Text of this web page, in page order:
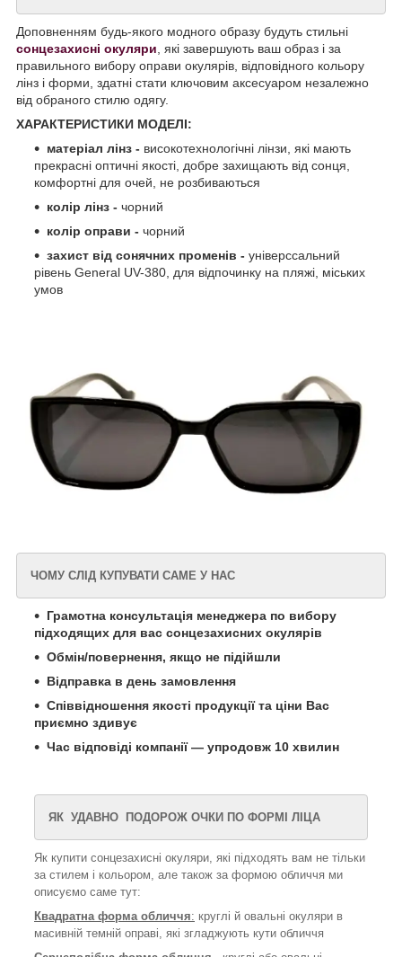
Доповненням будь-якого модного образу будуть стильні
сонцезахисні окуляри , які завершують ваш образ і за
правильного вибору оправи окулярів, відповідного кольору
лінз і форми, здатні стати ключовим аксесуаром незалежно
від обраного стилю одягу.
ХАРАКТЕРИСТИКИ МОДЕЛІ:
матеріал лінз - високотехнологічні лінзи, які мають
прекрасні оптичні якості, добре захищають від сонця,
комфортні для очей, не розбиваються
колір лінз - чорний
колір оправи - чорний
захист від сонячних променів - універссальний
рівень General UV-380, для відпочинку на пляжі, міських
умов
ЧОМУ СЛІД КУПУВАТИ САМЕ У НАС
Грамотна консультація менеджера по вибору
підходящих для вас сонцезахисних окулярів
Обмін/повернення, якщо не підійшли
Відправка в день замовлення
Співвідношення якості продукції та ціни Вас
приємно здивує
Час відповіді компанії — упродовж 10 хвилин
ЯК УДАВНО ПОДОРОЖ ОЧКИ ПО ФОРМІ ЛІЦА
Як купити сонцезахисні окуляри, які підходять вам не тільки
за стилем і кольором, але також за формою обличчя ми
описуємо саме тут:
Квадратна форма обличчя: круглі й овальні окуляри в
масивній темній оправі, які згладжують кути обличчя